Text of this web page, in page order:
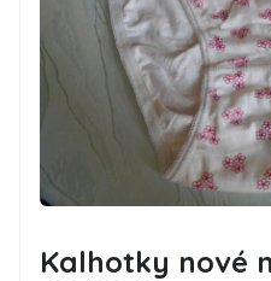
Kalhotky nové